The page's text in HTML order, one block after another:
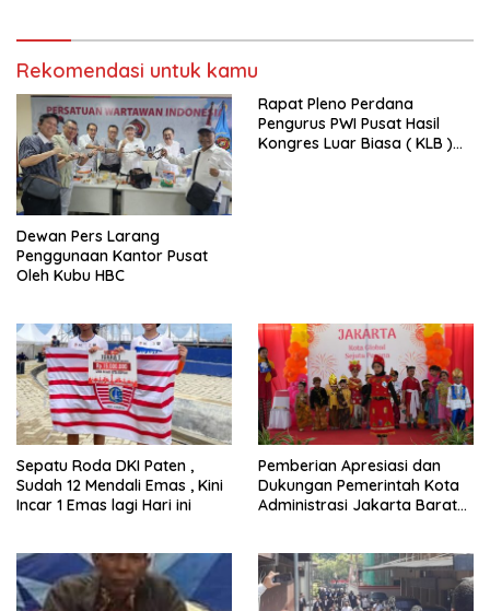
Rekomendasi untuk kamu
Dewan Pers Larang
Penggunaan Kantor Pusat
Oleh Kubu HBC
Rapat Pleno Perdana
Pengurus PWI Pusat Hasil
Kongres Luar Biasa ( KLB )
Sepatu Roda DKI Paten ,
Sudah 12 Mendali Emas , Kini
Incar 1 Emas lagi Hari ini
Pemberian Apresiasi dan
Dukungan Pemerintah Kota
Administrasi Jakarta Barat
Jelajah Sahabat Perempuan
dan Anak ( SAPA )